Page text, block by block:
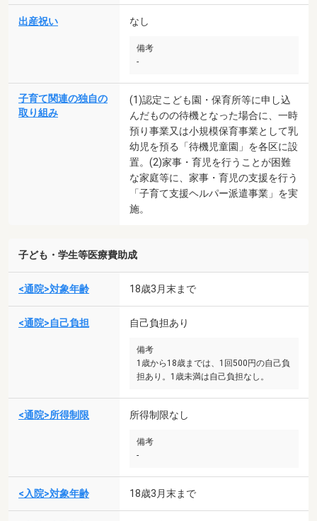
出産祝い なし
備考
-
子育て関連の独自の
取り組み
(1)認定こども園・保育所等に申し込
んだものの待機となった場合に、一時
預り事業又は小規模保育事業として乳
幼児を預る「待機児童園」を各区に設
置。(2)家事・育児を行うことが困難
な家庭等に、家事・育児の支援を行う
「子育て支援ヘルパー派遣事業」を実
施。
子ども・学生等医療費助成
<通院>対象年齢 18歳3月末まで
<通院>自己負担 自己負担あり
備考
1歳から18歳までは、1回500円の自己負
担あり。1歳未満は自己負担なし。
<通院>所得制限 所得制限なし
備考
-
<入院>対象年齢 18歳3月末まで